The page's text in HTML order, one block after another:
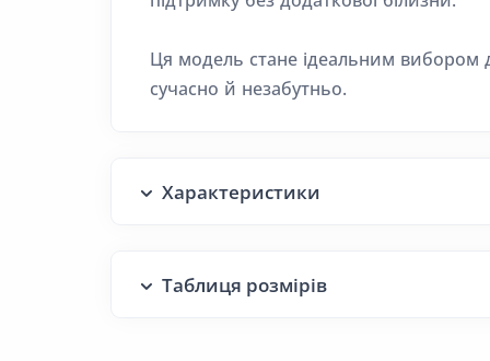
Ця модель стане ідеальним вибором
сучасно й незабутньо.
Характеристики
Таблиця розмірів